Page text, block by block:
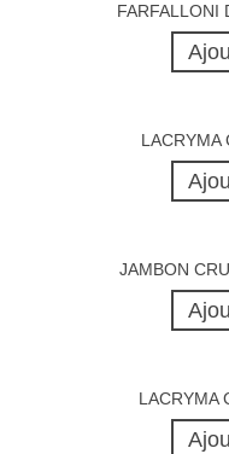
FARFALLONI
LACRYMA
JAMBON
LACRYMA